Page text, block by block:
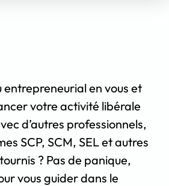
entrepreneurial en vous et
votre activité libérale
d’autres professionnels,
SCP, SCM, SEL et autres
? Pas de panique,
vous guider dans le